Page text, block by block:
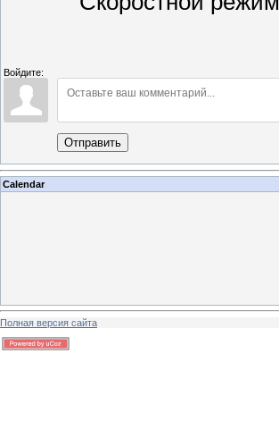
Войдите:
Отправить
Calendar
Полная версия сайта